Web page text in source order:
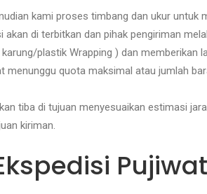
kami proses timbang dan ukur untuk
di terbitkan dan pihak pengiriman
plastik Wrapping ) dan memberikan
menunggu quota maksimal atau jumlah
tiba di tujuan menyesuaikan estimasi
kiriman.